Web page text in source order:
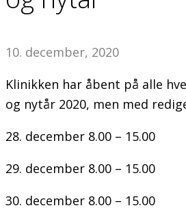
10. december, 2020
Klinikken har åbent på alle
og nytår 2020, men med
28. december 8.00 – 15.00
29. december 8.00 – 15.00
30. december 8.00 – 15.00